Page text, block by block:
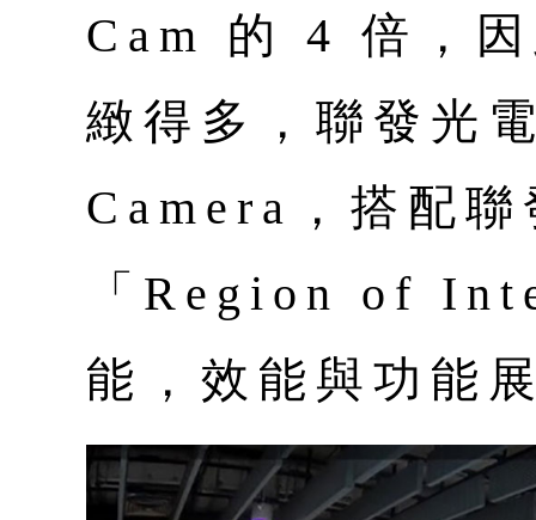
Cam 的 4 倍，
緻得多，聯發光
Camera，搭配
「Region of
能，效能與功能